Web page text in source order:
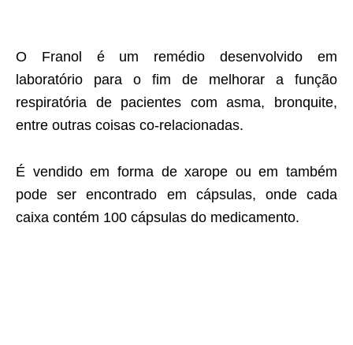
O Franol é um remédio desenvolvido em
laboratório para o fim de melhorar a função
respiratória de pacientes com asma, bronquite,
entre outras coisas co-relacionadas.
É vendido em forma de xarope ou em também
pode ser encontrado em cápsulas, onde cada
caixa contém 100 cápsulas do medicamento.